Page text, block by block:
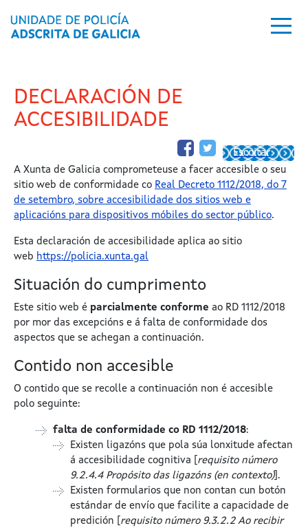
DECLARACIÓN DE
ACCESIBILIDADE
Escoitar
A Xunta de Galicia comprometeuse a facer accesible o seu
sitio web de conformidade co Real Decreto 1112/2018, do 7
de setembro, sobre accesibilidade dos sitios web e
aplicacións para dispositivos móbiles do sector público.
Esta declaración de accesibilidade aplica ao sitio
web https://policia.xunta.gal
Situación do cumprimento
Este sitio web é parcialmente conforme ao RD 1112/2018
por mor das excepcións e á falta de conformidade dos
aspectos que se achegan a continuación.
Contido non accesible
O contido que se recolle a continuación non é accesible
polo seguinte:
falta de conformidade co RD 1112/2018:
Existen ligazóns que pola súa lonxitude afectan
á accesibilidade cognitiva [ requisito número
9.2.4.4 Propósito das ligazóns (en contexto)].
Existen formularios que non contan cun botón
estándar de envío que facilite a capacidade de
predición [ requisito número 9.3.2.2 Ao recibir